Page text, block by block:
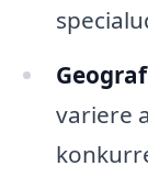
variere